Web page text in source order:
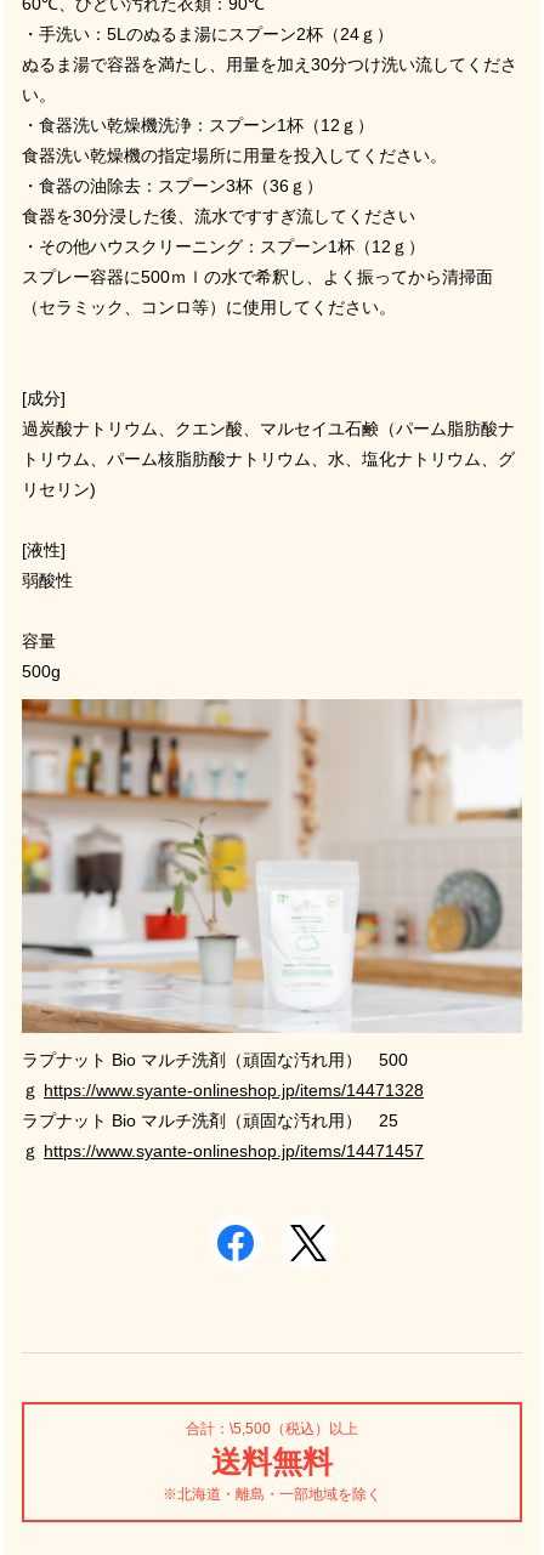
60℃、ひどい汚れた衣類： 90℃
・手洗い： 5Lのぬるま湯にスプーン2杯（24 ｇ）
ぬるま湯で容器を満たし、用量を加え 30分つけ洗い流してくださ
い。
・食器洗い乾燥機洗浄：スプーン1杯（12 ｇ）
食器洗い乾燥機の指定場所に用量を投入してください。
・食器の油除去：スプーン3杯（36 ｇ）
食器を30分浸した後、流水ですすぎ流してください
・その他ハウスクリーニング：スプーン1杯（12 ｇ）
スプレー容器に500ｍｌの水で希釈し、よく振ってから清掃面
（セラミック、コンロ等）に使用してください。
[成分]
過炭酸ナトリウム、クエン酸、マルセイユ石鹸（パーム脂肪酸ナ
トリウム、パーム核脂肪酸ナトリウム、水、塩化ナトリウム、グ
リセリン)
[液性]
弱酸性
容量
500g
ラプナット Bio マルチ洗剤（頑固な汚れ用） 500
ｇ https://www.syante-onlineshop.jp/items/14471328
ラプナット Bio マルチ洗剤（頑固な汚れ用） 25
ｇ https://www.syante-onlineshop.jp/items/14471457
合計：\5,500（税込）以上
送料無料
※北海道・離島・一部地域を除く